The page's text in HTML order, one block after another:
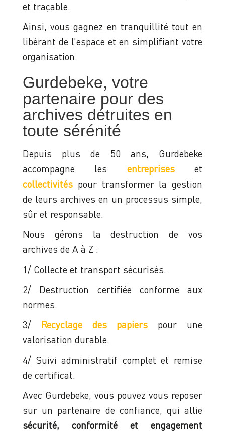
et traçable.
Ainsi, vous gagnez en tranquillité tout en
libérant de l’espace et en simplifiant votre
organisation.
Gurdebeke, votre
partenaire pour des
archives détruites en
toute sérénité
Depuis plus de 50 ans, Gurdebeke
accompagne les entrepriseset
collectivités pour transformer la gestion
de leurs archives en un processus simple,
sûr et responsable.
Nous gérons la destruction de vos
archives de A à Z :
1/ Collecte et transport sécurisés.
2/ Destruction certifiée conforme aux
normes.
3/ Recyclage des papiers pour une
valorisation durable.
4/ Suivi administratif complet et remise
de certificat.
Avec Gurdebeke, vous pouvez vous reposer
sur un partenaire de confiance, qui allie
sécurité, conformité et engagement